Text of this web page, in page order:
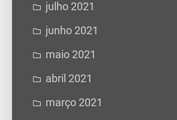
julho 2021
junho 2021
maio 2021
abril 2021
março 2021